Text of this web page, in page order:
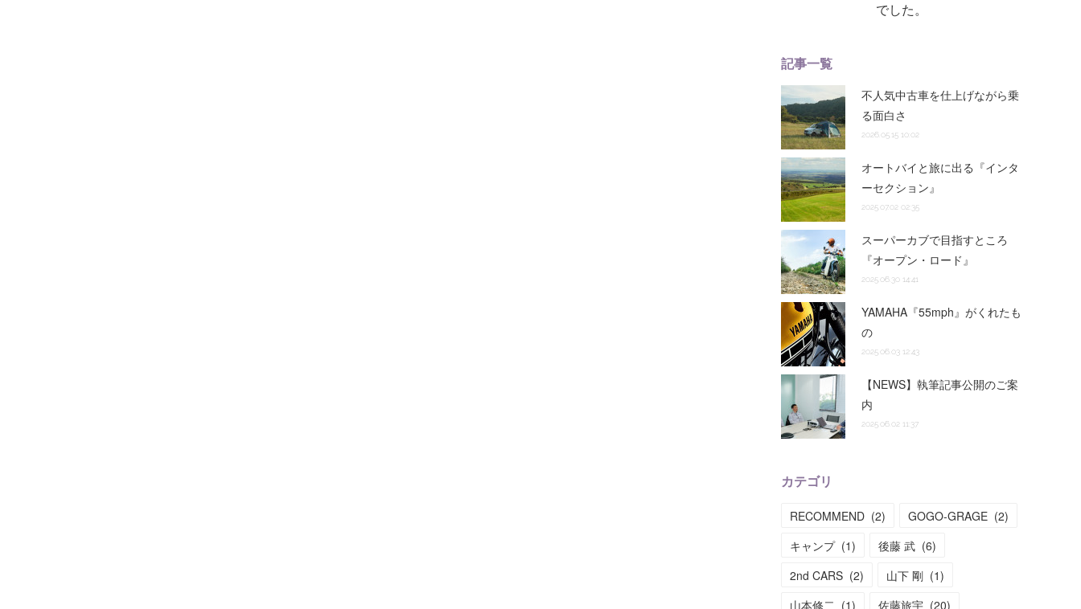
でした。
記事一覧
不人気中古車を仕上げながら乗
る面白さ
2026.05.15 10:02
オートバイと旅に出る『インタ
ーセクション』
2025.07.02 02:35
スーパーカブで目指すところ
『オープン・ロード』
2025.06.30 14:41
YAMAHA『55mph』がくれたも
の
2025.06.03 12:43
【NEWS】執筆記事公開のご案
内
2025.06.02 11:37
カテゴリ
RECOMMEND (2) GOGO-GRAGE (2)
キャンプ (1) 後藤 武 (6)
2nd CARS (2) 山下 剛 (1)
山本修二 (1) 佐藤旅宇 (20)